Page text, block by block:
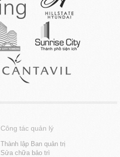
Công tác quản lý
Thành lập Ban quản trị
Sửa chữa bảo trì